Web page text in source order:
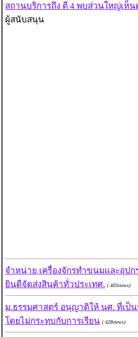
สถานบริการถึง ตี 4 พบส่วนใหญ่เห็น
ผู้สนับสนุน
จำหน่าย เครื่องจักรทำขนมและอุป
ยินดีจัดส่งสินค้าทั่วประเทศ. ( 403views)
ม.ธรรมศาสตร์ อนุญาติให้ นศ. ที่เป็น
โดยไม่กระทบกับการเรียน ( 428views)